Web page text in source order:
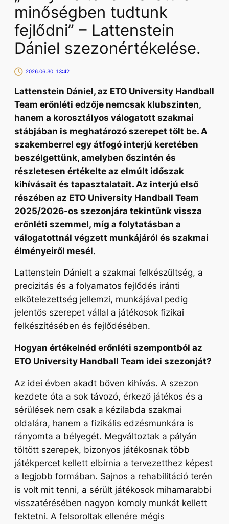
minőségben tudtunk
fejlődni” – Lattenstein
Dániel szezonértékelése.
2026.06.30. 13:42
Lattenstein Dániel, az ETO University Handball
Team erőnléti edzője nemcsak klubszinten,
hanem a korosztályos válogatott szakmai
stábjában is meghatározó szerepet tölt be. A
szakemberrel egy átfogó interjú keretében
beszélgettünk, amelyben őszintén és
részletesen értékelte az elmúlt időszak
kihívásait és tapasztalatait. Az interjú első
részében az ETO University Handball Team
2025/2026-os szezonjára tekintünk vissza
erőnléti szemmel, míg a folytatásban a
válogatottnál végzett munkájáról és szakmai
élményeiről mesél.
Lattenstein Dánielt a szakmai felkészültség, a
precizitás és a folyamatos fejlődés iránti
elkötelezettség jellemzi, munkájával pedig
jelentős szerepet vállal a játékosok fizikai
felkészítésében és fejlődésében.
Hogyan értékelnéd erőnléti szempontból az
ETO University Handball Team idei szezonját?
Az idei évben akadt bőven kihívás. A szezon
kezdete óta a sok távozó, érkező játékos és a
sérülések nem csak a kézilabda szakmai
oldalára, hanem a fizikális edzésmunkára is
rányomta a bélyegét. Megváltoztak a pályán
töltött szerepek, bizonyos játékosnak több
játékpercet kellett elbírnia a tervezetthez képest
a legjobb formában. Sajnos a rehabilitáció terén
is volt mit tenni, a sérült játékosok mihamarabbi
visszatérésében nagyon komoly munkát kellett
fektetni. A felsoroltak ellenére mégis